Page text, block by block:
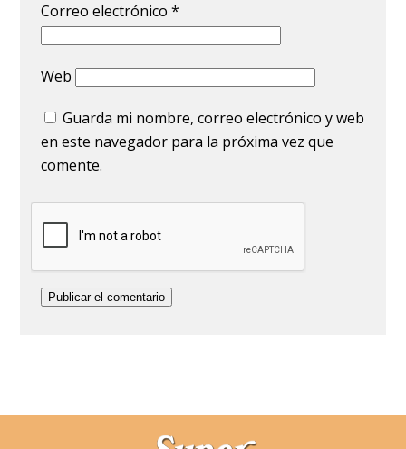
Correo electrónico*
Web
Guarda mi nombre, correo electrónico y web
en este navegador para la próxima vez que
comente.